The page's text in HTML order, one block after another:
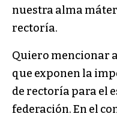
nuestra alma
rectoría.
Quiero mencionar
que exponen la
de rectoría para el
federación. En el